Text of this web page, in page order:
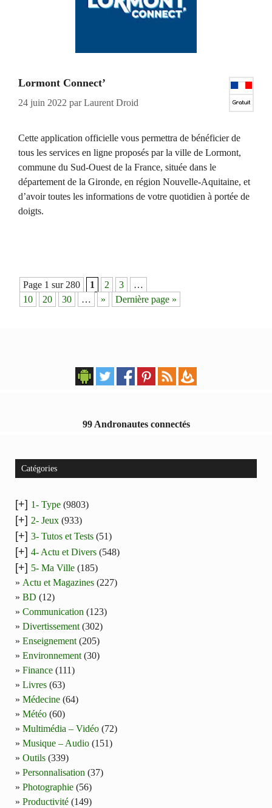
Lormont Connect’
24 juin 2022 parLaurent Droid
Cette application officielle vous permettra de bénéficier de
tous les services en ligne proposés par la ville de Lormont,
commune du Sud-Ouest de la France, située dans le
département de la Gironde, en région Nouvelle-Aquitaine, et
d’avoir toutes les informations de votre quotidien à portée de
doigts.
Navigation
des
Page 1 sur 280 1 2 3
…
10
20 30 … » Dernière page »
99 Andronautes connectés
Catégories
[+] 1- Type (9803)
[+] 2- Jeux (933)
[+] 3- Tutos et Tests (51)
[+] 4- Actu et Divers (548)
[+] 5- Ma Ville (185)
Actu et Magazines (227)
BD (12)
Communication (123)
Divertissement (302)
Enseignement (205)
Environnement (30)
Finance (111)
Livres (63)
Médecine (64)
Météo (60)
Multimédia – Vidéo (72)
Musique – Audio (151)
Outils (339)
Personnalisation (37)
Photographie (56)
Productivité (149)